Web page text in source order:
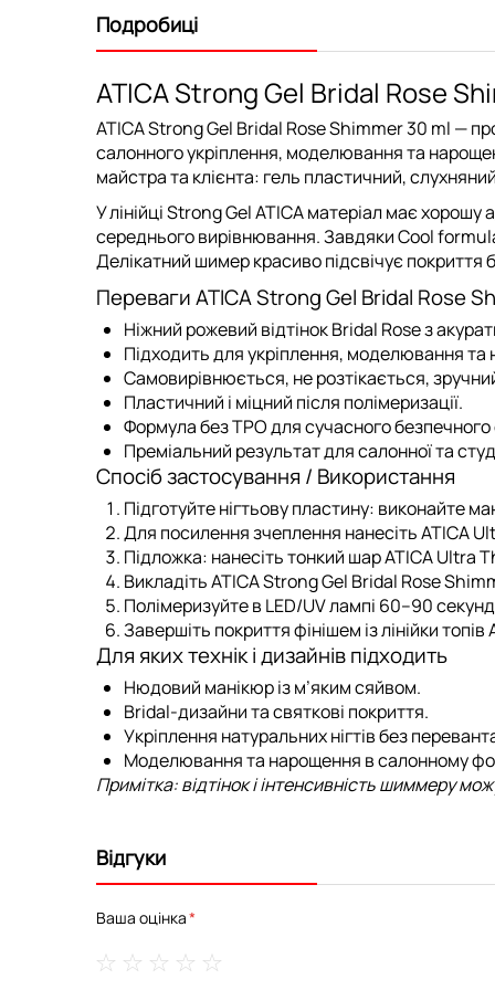
Подробиці
ATICA Strong Gel Bridal Rose
ATICA Strong Gel Bridal Rose Shimmer 30 ml —
салонного укріплення, моделювання та
майстра та клієнта: гель пластичний,
У лінійці Strong Gel ATICA матеріал має
середнього вирівнювання. Завдяки Cool
Делікатний шимер красиво підсвічує
Переваги ATICA Strong Gel Bridal Rose
Ніжний рожевий відтінок Bridal Rose з
Підходить для укріплення, моделювання та
Самовирівнюється, не розтікається,
Пластичний і міцний після полімеризації.
Формула без TPO для сучасного безпечного
Преміальний результат для салонної та
Спосіб застосування / Використання
Підготуйте нігтьову пластину: виконайте
Для посилення зчеплення нанесітьATICA
Підложка: нанесіть тонкий шарATICA Ultra
Викладіть ATICA Strong Gel Bridal Rose
Полімеризуйте в LED/UV лампі 60–90
Завершіть покриття фінішем із лінійкитопів
Для яких технік і дизайнів підходить
Нюдовий манікюр із м’яким сяйвом.
Bridal-дизайни та святкові покриття.
Укріплення натуральних нігтів без
Моделювання та нарощення в салонному
Примітка: відтінок і інтенсивність шиммеру
Відгуки
Ваша оцінка